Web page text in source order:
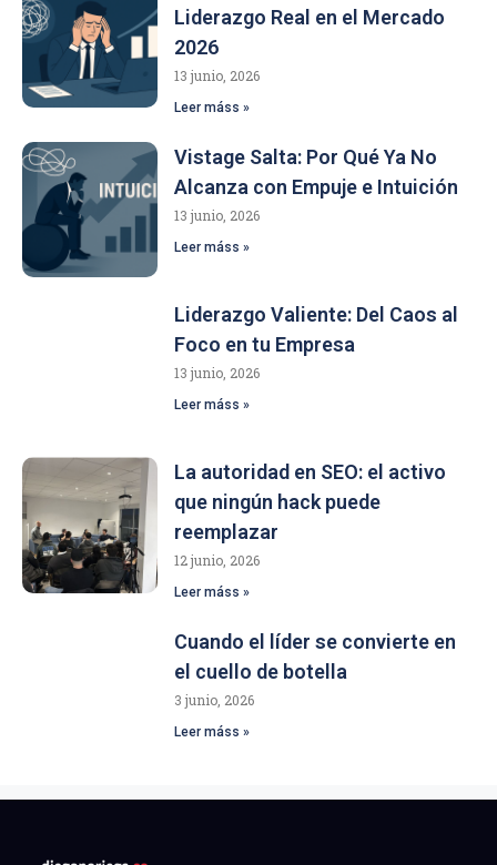
Liderazgo Real en el Mercado
2026
13 junio, 2026
Leer máss »
Vistage Salta: Por Qué Ya No
Alcanza con Empuje e Intuición
13 junio, 2026
Leer máss »
Liderazgo Valiente: Del Caos al
Foco en tu Empresa
13 junio, 2026
Leer máss »
La autoridad en SEO: el activo
que ningún hack puede
reemplazar
12 junio, 2026
Leer máss »
Cuando el líder se convierte en
el cuello de botella
3 junio, 2026
Leer máss »